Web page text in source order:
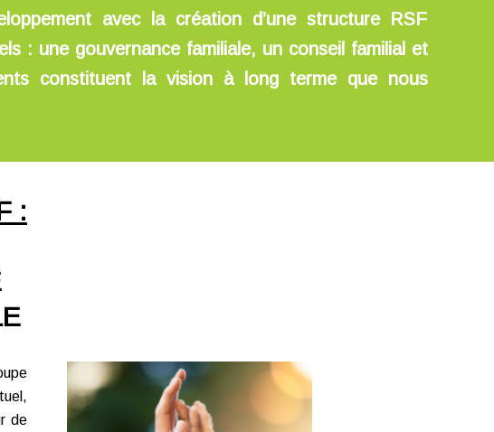
avec la création d’une structure RSF
: une gouvernance familiale, un conseil familial et
constituent la vision à long terme que nous
:
de